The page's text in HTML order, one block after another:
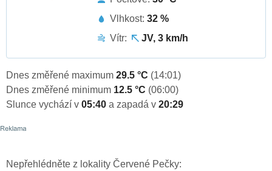
Vlhkost: 32 %
Vítr:
JV, 3 km/h
Dnes změřené maximum 29.5 °C (14:01)
Dnes změřené minimum 12.5 °C (06:00)
Slunce vychází v 05:40 a zapadá v 20:29
Nepřehlédněte z lokality Červené Pečky: